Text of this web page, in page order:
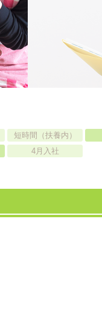
短時間（扶養内）
4月入社